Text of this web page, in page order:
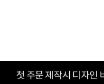
첫 주문 제작시 디자인